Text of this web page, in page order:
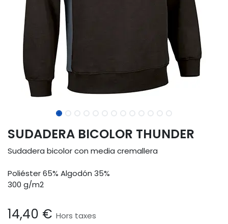
SUDADERA BICOLOR THUNDER
Sudadera bicolor con media cremallera
Poliéster 65% Algodón 35%
300 g/m2
14,40 € Hors taxes